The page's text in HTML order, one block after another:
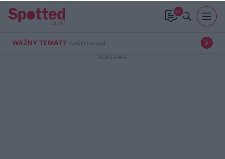
99+
WAŻNY TEMAT?Prześlij newsa!